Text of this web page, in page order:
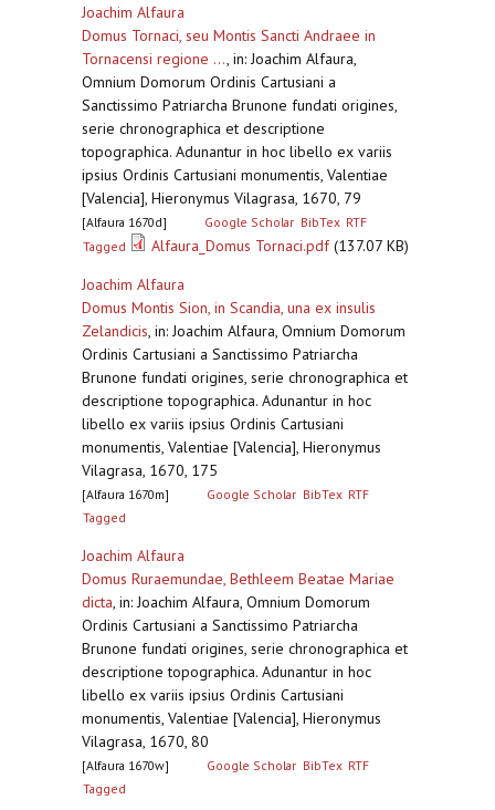
Joachim Alfaura
Domus Tornaci, seu Montis Sancti Andraee in
Tornacensi regione ..., in: Joachim Alfaura,
Omnium Domorum Ordinis Cartusiani a
Sanctissimo Patriarcha Brunone fundati origines,
serie chronographica et descriptione
topographica. Adunantur in hoc libello ex variis
ipsius Ordinis Cartusiani monumentis, Valentiae
[Valencia], Hieronymus Vilagrasa, 1670, 79
[Alfaura 1670d] Google Scholar BibTex RTF
Tagged
Alfaura_Domus Tornaci.pdf(137.07 KB)
Joachim Alfaura
Domus Montis Sion, in Scandia, una ex insulis
Zelandicis, in: Joachim Alfaura, Omnium Domorum
Ordinis Cartusiani a Sanctissimo Patriarcha
Brunone fundati origines, serie chronographica et
descriptione topographica. Adunantur in hoc
libello ex variis ipsius Ordinis Cartusiani
monumentis, Valentiae [Valencia], Hieronymus
Vilagrasa, 1670, 175
[Alfaura 1670m] Google Scholar BibTex RTF
Tagged
Joachim Alfaura
Domus Ruraemundae, Bethleem Beatae Mariae
dicta, in: Joachim Alfaura, Omnium Domorum
Ordinis Cartusiani a Sanctissimo Patriarcha
Brunone fundati origines, serie chronographica et
descriptione topographica. Adunantur in hoc
libello ex variis ipsius Ordinis Cartusiani
monumentis, Valentiae [Valencia], Hieronymus
Vilagrasa, 1670, 80
[Alfaura 1670w] Google Scholar BibTex RTF
Tagged